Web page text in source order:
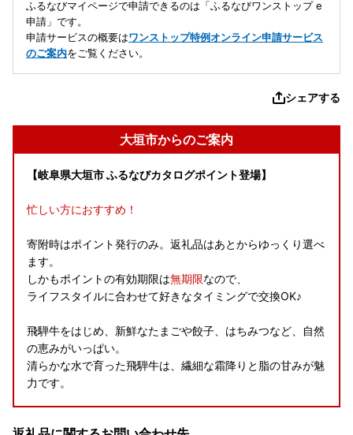
ふるなびマイページで申請できるのは「ふるなびワンストップ e
申請」です。
申請サービスの概要はワンストップ特例オンライン申請サービス
のご案内をご覧ください。
シェアする
大垣市からのご案内
【岐阜県大垣市 ふるなびカタログポイント登場】
忙しい方におすすめ！
寄附時はポイント発行のみ。返礼品はあとからゆっくり選べ
ます。
しかもポイントの有効期限は無期限なので、
ライフスタイルに合わせて好きなタイミングで交換OK♪
飛騨牛をはじめ、新鮮なたまごや餃子、はちみつなど、自然
の恵みがいっぱい。
清らかな水で育った飛騨牛は、繊細な霜降りと脂の甘みが魅
力です。